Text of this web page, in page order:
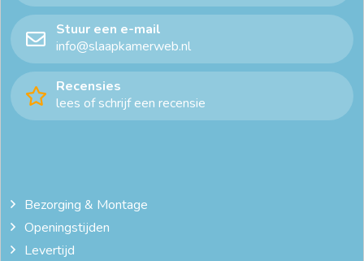
Stuur een e-mail
info@slaapkamerweb.nl
Recensies
lees of schrijf een recensie
Bezorging & Montage
Openingstijden
Levertijd